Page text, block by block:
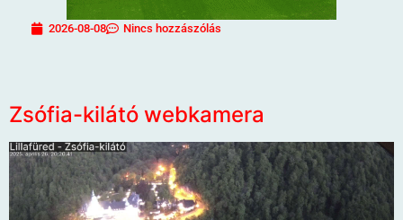
2026-08-08 Nincs hozzászólás
Zsófia-kilátó webkamera